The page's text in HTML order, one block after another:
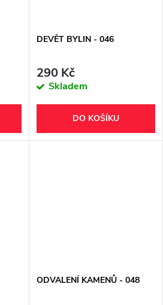
DEVĚT BYLIN - 046
290 Kč
Skladem
DO KOŠÍKU
ODVALENÍ KAMENŮ - 048